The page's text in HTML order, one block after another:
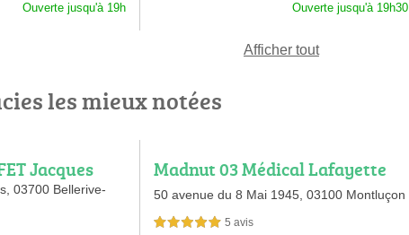
Ouverte jusqu'à 19h Ouverte jusqu'à 19h30
Afficher tout
les mieux notées
Jacques
03700 Bellerive-
Madnut 03 Médical Lafayette
50 avenue du 8 Mai 1945,03100 Montluçon
5,0 étoiles sur 5 5 avis